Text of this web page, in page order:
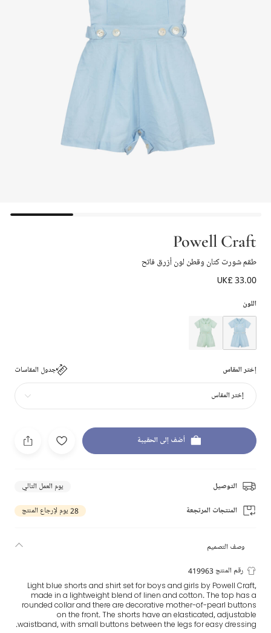
Powell Craft
طقم شورت كتان وقطن لون أزرق فاتح
UK£ 33.00
اللون
إختر المقاس جدول المقاسات
إختر المقاس
أضف إلى الحقيبة
التوصيل يوم العمل التالي
المنتجات المرتجعة 28 يوم لإرجاع المنتج
وصف التصميم
رقم المنتج 419963
Light blue shorts and shirt set for boys and girls by Powell Craft,
made in a lightweight blend of linen and cotton. The top has a
rounded collar and there are decorative mother-of-pearl buttons
on the front. The shorts have an elasticated, adjustable
waistband, with small buttons between the legs for easy dressing.